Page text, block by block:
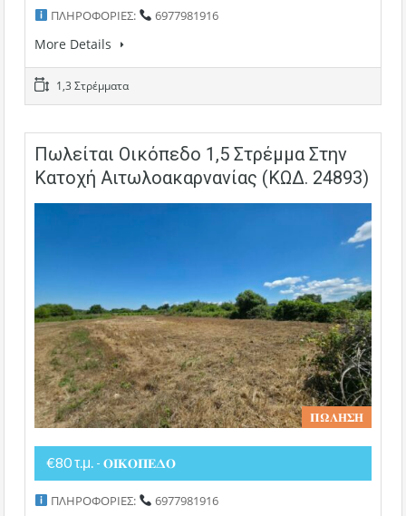
ΠΛΗΡΟΦΟΡΙΕΣ: 6977981916
More Details
1,3 Στρέμματα
Πωλείται Οικόπεδο 1,5 Στρέμμα Στην
Κατοχή Αιτωλοακαρνανίας (ΚΩΔ. 24893)
𝚷𝛀𝚲𝚮𝚺𝚮
€80 τ.μ. - 𝚶𝚰𝚱𝚶𝚷𝚬𝚫𝚶
ΠΛΗΡΟΦΟΡΙΕΣ: 6977981916